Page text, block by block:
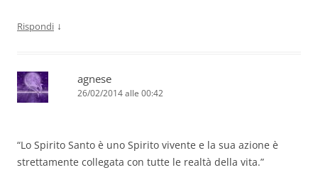
Rispondi ↓
agnese
26/02/2014 alle 00:42
“Lo Spirito Santo è uno Spirito vivente e la sua azione è
strettamente collegata con tutte le realtà della vita.”